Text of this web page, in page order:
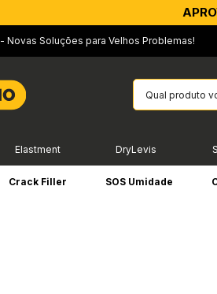
- Novas Soluções para Velhos Problemas!
Elastment DryLevis
Crack Filler SOS Umidade